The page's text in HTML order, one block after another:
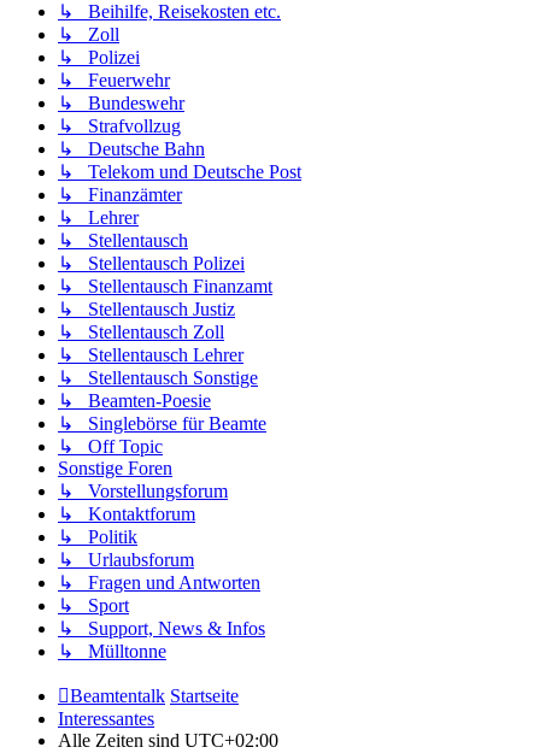
↳ Beihilfe, Reisekosten etc.
↳ Zoll
↳ Polizei
↳ Feuerwehr
↳ Bundeswehr
↳ Strafvollzug
↳ Deutsche Bahn
↳ Telekom und Deutsche Post
↳ Finanzämter
↳ Lehrer
↳ Stellentausch
↳ Stellentausch Polizei
↳ Stellentausch Finanzamt
↳ Stellentausch Justiz
↳ Stellentausch Zoll
↳ Stellentausch Lehrer
↳ Stellentausch Sonstige
↳ Beamten-Poesie
↳ Singlebörse für Beamte
↳ Off Topic
Sonstige Foren
↳ Vorstellungsforum
↳ Kontaktforum
↳ Politik
↳ Urlaubsforum
↳ Fragen und Antworten
↳ Sport
↳ Support, News & Infos
↳ Mülltonne
Beamtentalk Startseite
Interessantes
Alle Zeiten sind UTC+02:00